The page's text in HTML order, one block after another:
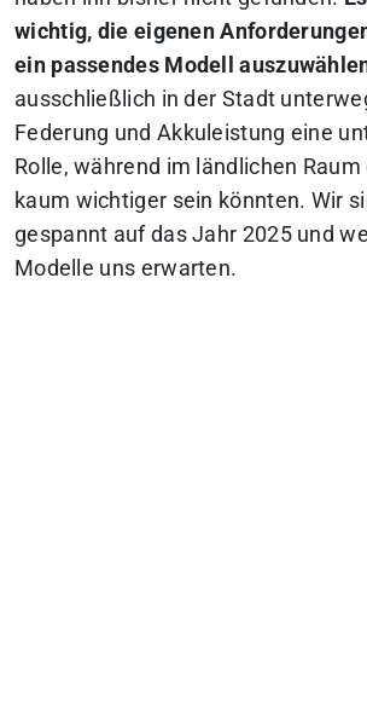
wichtig, die eigenen
ein passendes Modell
ausschließlich in der Stadt
Federung und Akkuleistung eine
Rolle, während im ländlichen
kaum wichtiger sein könnten. Wir
gespannt auf das Jahr 2025 und
Modelle uns erwarten.